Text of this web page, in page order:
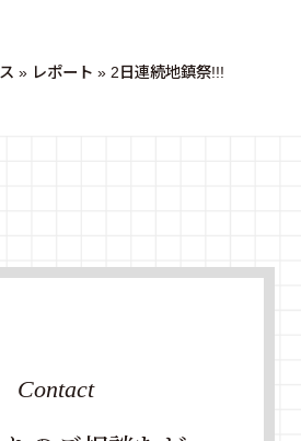
» レポート » 2日連続地鎮祭!!!
Contact